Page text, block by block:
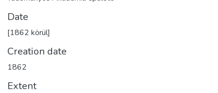
Date
[1862 körül]
Creation date
1862
Extent